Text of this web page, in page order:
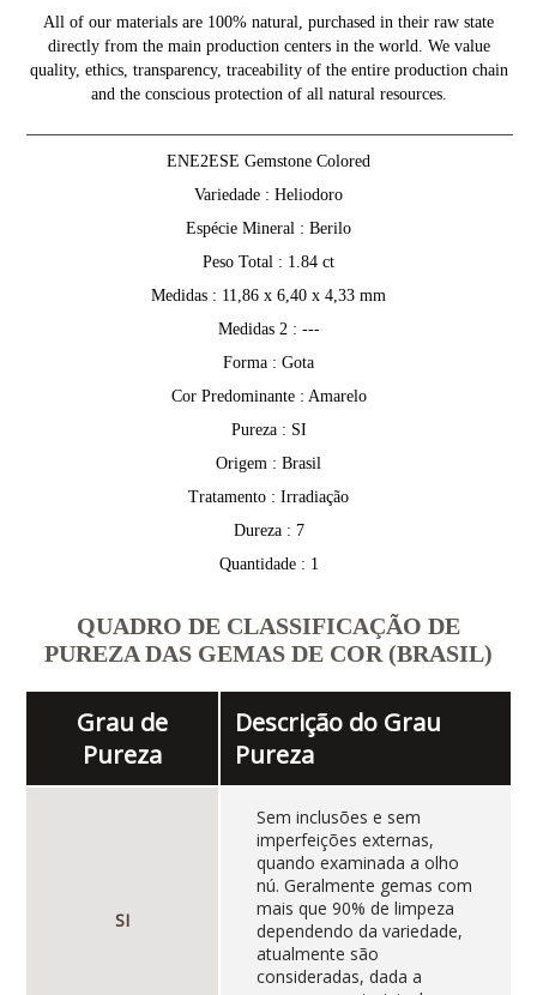
All of our materials are 100% natural, purchased in their raw state
directly from the main production centers in the world. We value
quality, ethics, transparency, traceability of the entire production chain
and the conscious protection of all natural resources.
ENE2ESE Gemstone Colored
Variedade : Heliodoro
Espécie Mineral : Berilo
Peso Total : 1.84 ct
Medidas : 11,86 x 6,40 x 4,33 mm
Medidas 2 : ---
Forma : Gota
Cor Predominante : Amarelo
Pureza : SI
Origem : Brasil
Tratamento : Irradiação
Dureza : 7
Quantidade : 1
QUADRO DE CLASSIFICAÇÃO DE
PUREZA DAS GEMAS DE COR (BRASIL)
Grau de
Pureza
Descrição do Grau
Pureza
SI
Sem inclusões e sem
imperfeições externas,
quando examinada a olho
nú. Geralmente gemas com
mais que 90% de limpeza
dependendo da variedade,
atualmente são
consideradas, dada a